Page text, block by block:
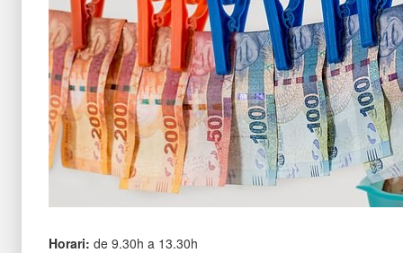
Horari: de 9.30h a 13.30h